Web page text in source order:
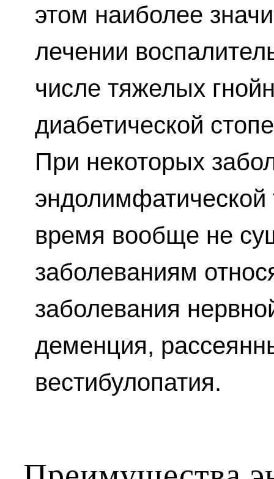
этом наиболее
лечении
числе тяжелых
диабетической
При некоторых
время вообще не
заболеваниям
заболевания
деменция,
вестибулопатия.